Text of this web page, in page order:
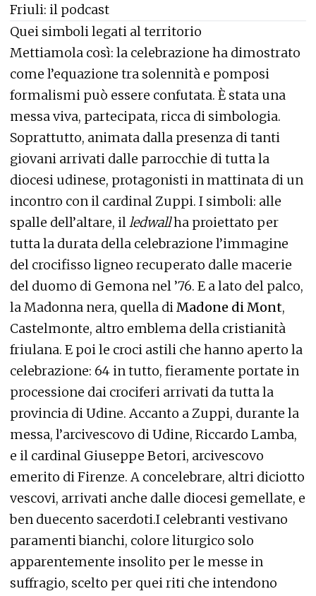
Friuli: il podcast
Quei simboli legati al territorio
Mettiamola così: la celebrazione ha dimostrato
come l’equazione tra solennità e pomposi
formalismi può essere confutata. È stata una
messa viva, partecipata, ricca di simbologia.
Soprattutto, animata dalla presenza di tanti
giovani arrivati dalle parrocchie di tutta la
diocesi udinese, protagonisti in mattinata di un
incontro con il cardinal Zuppi. I simboli: alle
spalle dell’altare, illedwallha proiettato per
tutta la durata della celebrazione l’immagine
del crocifisso ligneo recuperato dalle macerie
del duomo di Gemona nel ’76. E a lato del palco,
la Madonna nera, quella diMadone di Mont,
Castelmonte, altro emblema della cristianità
friulana. E poi le croci astili che hanno aperto la
celebrazione: 64 in tutto, fieramente portate in
processione dai crociferi arrivati da tutta la
provincia di Udine. Accanto a Zuppi, durante la
messa, l’arcivescovo di Udine, Riccardo Lamba,
e il cardinal Giuseppe Betori, arcivescovo
emerito di Firenze. A concelebrare, altri diciotto
vescovi, arrivati anche dalle diocesi gemellate, e
ben duecento sacerdoti.I celebranti vestivano
paramenti bianchi, colore liturgico solo
apparentemente insolito per le messe in
suffragio, scelto per quei riti che intendono